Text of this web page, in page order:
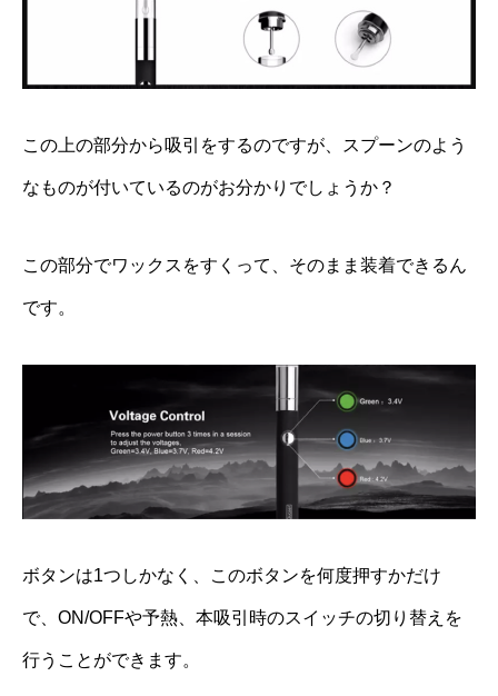
この上の部分から吸引をするのですが、スプーンのよう
なものが付いているのがお分かりでしょうか？
この部分でワックスをすくって、そのまま装着できるん
です。
ボタンは1つしかなく、このボタンを何度押すかだけ
で、ON/OFFや予熱、本吸引時のスイッチの切り替えを
行うことができます。